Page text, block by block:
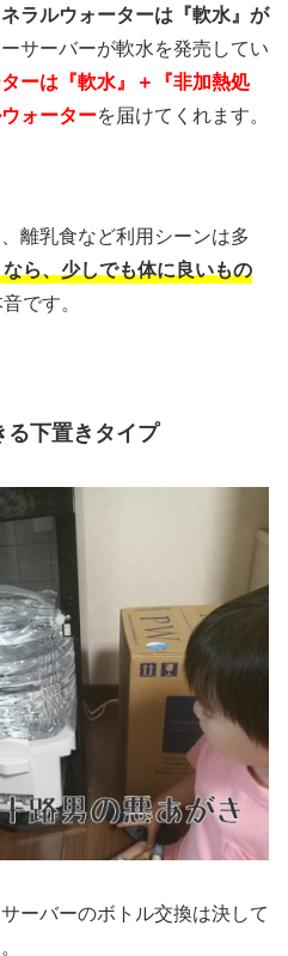
ラルウォーターは『軟水』が
サーバーが軟水を発売してい
ーは『軟水』＋『非加熱処
ォーターを届けてくれます。
離乳食など利用シーンは多
ら、少しでも体に良いもの
です。
る下置きタイプ
ーバーのボトル交換は決して